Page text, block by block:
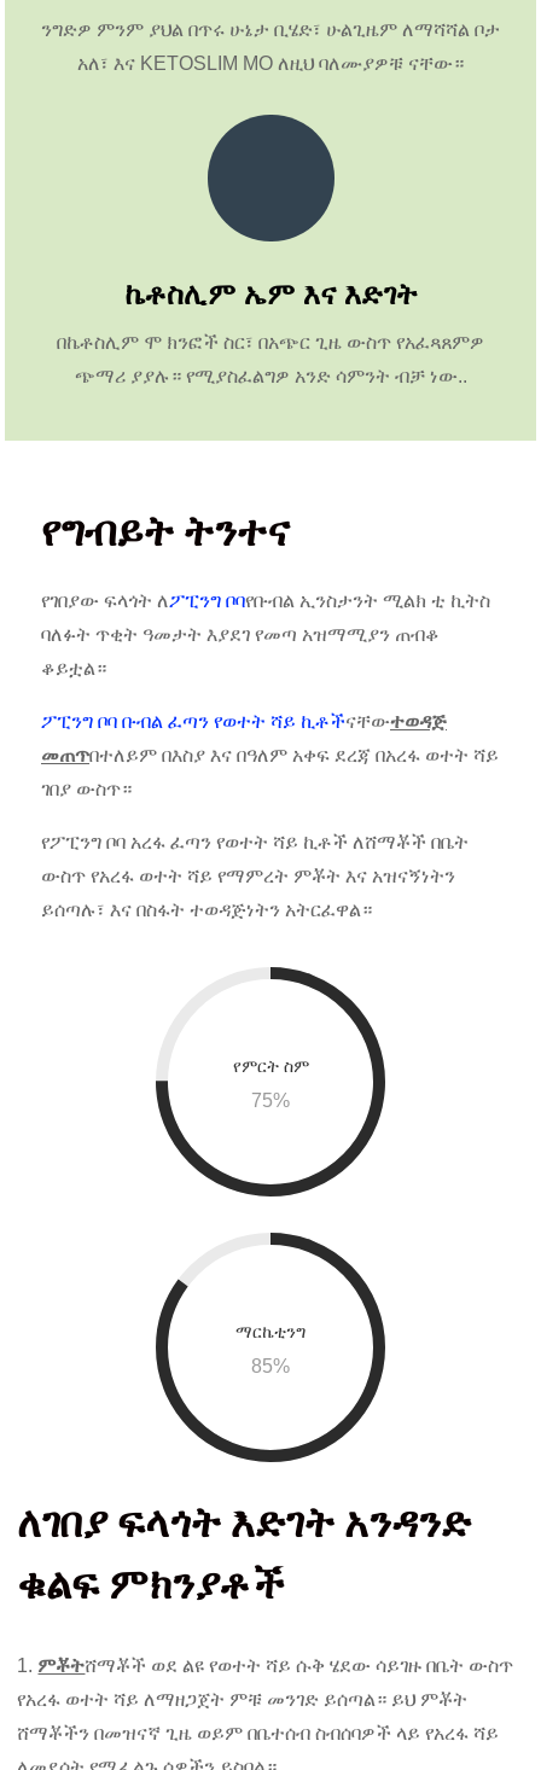
ንግድዎ ምንም ያህል በጥሩ ሁኔታ ቢሄድ፣ ሁልጊዜም ለማሻሻል ቦታ
አለ፣ እና KETOSLIM MO ለዚህ ባለሙያዎቹ ናቸው።
ኬቶስሊም ኤም እና እድገት
በኬቶስሊም ሞ ክንፎች ስር፣ በአጭር ጊዜ ውስጥ የአፈጻጸምዎ
ጭማሪ ያያሉ። የሚያስፈልግዎ አንድ ሳምንት ብቻ ነው..
የግብይት ትንተና
የገበያው ፍላጎት ለፖፒንግ ቦባየቡብል ኢንስታንት ሚልክ ቲ ኪትስ
ባለፉት ጥቂት ዓመታት እያደገ የመጣ አዝማሚያን ጠብቆ
ቆይቷል።
ፖፒንግ ቦባ ቡብል ፈጣን የወተት ሻይ ኪቶችናቸውተወዳጅ
መጠጥበተለይም በእስያ እና በዓለም አቀፍ ደረጃ በአረፋ ወተት ሻይ
ገበያ ውስጥ።
የፖፒንግ ቦባ አረፋ ፈጣን የወተት ሻይ ኪቶች ለሸማቾች በቤት
ውስጥ የአረፋ ወተት ሻይ የማምረት ምቾት እና አዝናኝነትን
ይሰጣሉ፣ እና በስፋት ተወዳጅነትን አትርፈዋል።
የምርት ስም
75%
ማርኬቲንግ
85%
ለገበያ ፍላጎት እድገት አንዳንድ
ቁልፍ ምክንያቶች
1. ምቾትሸማቾች ወደ ልዩ የወተት ሻይ ሱቅ ሄደው ሳይገዙ በቤት ውስጥ
የአረፋ ወተት ሻይ ለማዘጋጀት ምቹ መንገድ ይሰጣል። ይህ ምቾት
ሸማቾችን በመዝናኛ ጊዜ ወይም በቤተሰብ ስብሰባዎች ላይ የአረፋ ሻይ